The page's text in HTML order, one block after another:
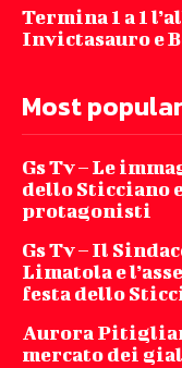
Termina 1 a 1
Invictasauro e
Most popular
Gs Tv – Le
dello Sticciano
protagonisti
Gs Tv – Il
Limatola e
festa dello
Aurora
mercato dei